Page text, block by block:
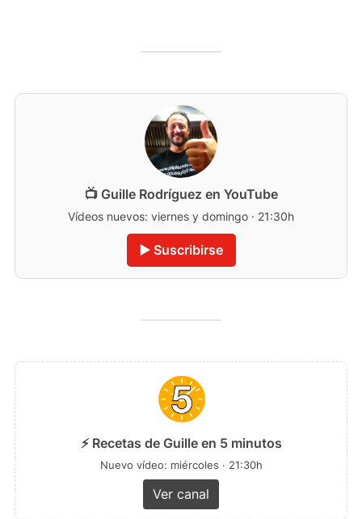
📺 Guille Rodríguez en YouTube
Vídeos nuevos: viernes y domingo · 21:30h
▶️ Suscribirse
⚡ Recetas de Guille en 5 minutos
Nuevo vídeo: miércoles · 21:30h
Ver canal